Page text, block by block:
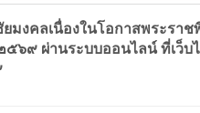
ลเนื่องในโอกาสพระราช
๖๙ ผ่านระบบออนไลน์ ที่เว็บ